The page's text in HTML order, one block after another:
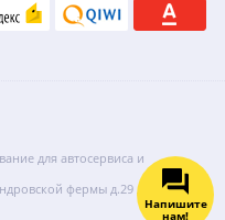
для автосервиса и
фермы д.29 литер ВГ
Напишите
нам!